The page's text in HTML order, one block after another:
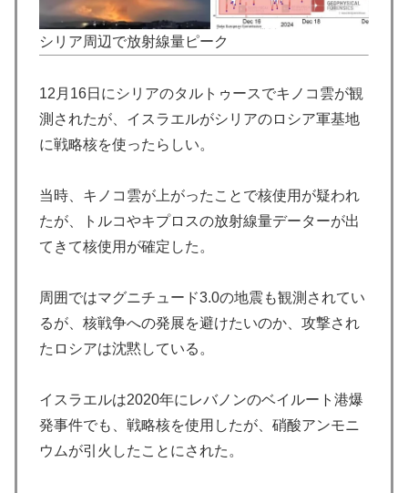
シリア周辺で放射線量ピーク
12月16日にシリアのタルトゥースでキノコ雲が観
測されたが、イスラエルがシリアのロシア軍基地
に戦略核を使ったらしい。
当時、キノコ雲が上がったことで核使用が疑われ
たが、トルコやキプロスの放射線量データーが出
てきて核使用が確定した。
周囲ではマグニチュード3.0の地震も観測されてい
るが、核戦争への発展を避けたいのか、攻撃され
たロシアは沈黙している。
イスラエルは2020年にレバノンのベイルート港爆
発事件でも、戦略核を使用したが、硝酸アンモニ
ウムが引火したことにされた。